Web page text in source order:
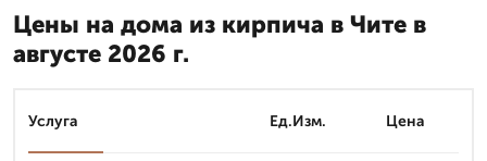
Цены на дома из кирпича в Чите в
августе 2026 г.
Услуга Ед.Изм. Цена